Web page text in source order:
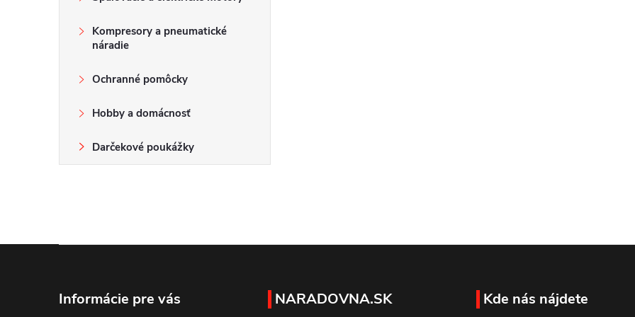
Kompresory a pneumatické
náradie
Ochranné pomôcky
Hobby a domácnosť
Darčekové poukážky
Informácie pre vás NARADOVNA.SK Kde nás nájdete